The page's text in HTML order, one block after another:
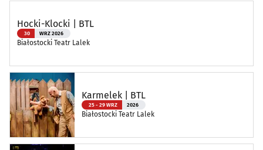
Hocki-Klocki | BTL
30 WRZ 2026
Białostocki Teatr Lalek
Karmelek | BTL
25 - 29 WRZ 2026
Białostocki Teatr Lalek